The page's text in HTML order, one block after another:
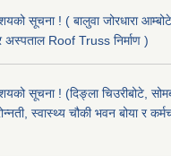
सूचना ! ( बालुवा जोरधारा
अस्पताल Roof Truss निर्माण )
सूचना ! (दिङ्ला चिउरीबोटे,
स्वास्थ्य चौकी भवन बोया र